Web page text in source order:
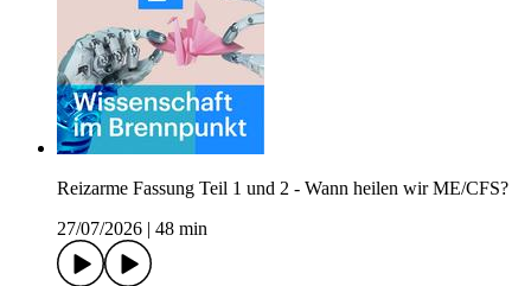
Reizarme Fassung Teil 1 und 2 - Wann heilen wir ME/CFS?
27/07/2026
48 min